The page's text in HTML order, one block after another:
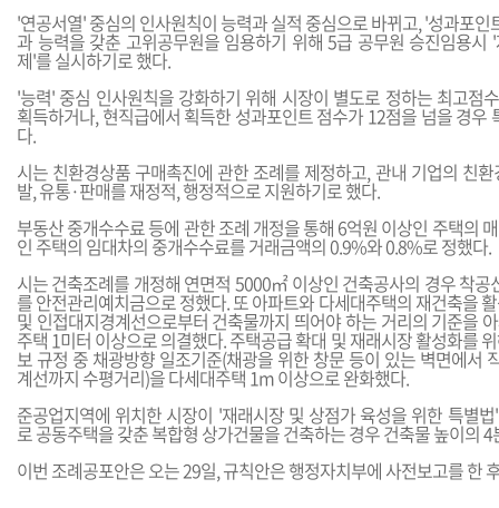
'연공서열' 중심의 인사원칙이 능력과 실적 중심으로 바뀌고, '성과포인
과 능력을 갖춘 고위공무원을 임용하기 위해 5급 공무원 승진임용시
제'를 실시하기로 했다.
'능력' 중심 인사원칙을 강화하기 위해 시장이 별도로 정하는 최고점
획득하거나, 현직급에서 획득한 성과포인트 점수가 12점을 넘을 경우
다.
시는 친환경상품 구매촉진에 관한 조례를 제정하고, 관내 기업의 친
발, 유통·판매를 재정적, 행정적으로 지원하기로 했다.
부동산 중개수수료 등에 관한 조례 개정을 통해 6억원 이상인 주택의
인 주택의 임대차의 중개수수료를 거래금액의 0.9%와 0.8%로 정했다.
시는 건축조례를 개정해 연면적 5000㎡ 이상인 건축공사의 경우 착
를 안전관리예치금으로 정했다. 또 아파트와 다세대주택의 재건축을
및 인접대지경계선으로부터 건축물까지 띄어야 하는 거리의 기준을
주택 1미터 이상으로 의결했다. 주택공급 확대 및 재래시장 활성화를
보 규정 중 채광방향 일조기준(채광을 위한 창문 등이 있는 벽면에서
계선까지 수평거리)을 다세대주택 1m 이상으로 완화했다.
준공업지역에 위치한 시장이 '재래시장 및 상점가 육성을 위한 특별
로 공동주택을 갖춘 복합형 상가건물을 건축하는 경우 건축물 높이의
이번 조례공포안은 오는 29일, 규칙안은 행정자치부에 사전보고를 한